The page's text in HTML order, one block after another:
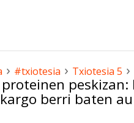
› #txiotesia › Txiotesia 5 ›
berri baten